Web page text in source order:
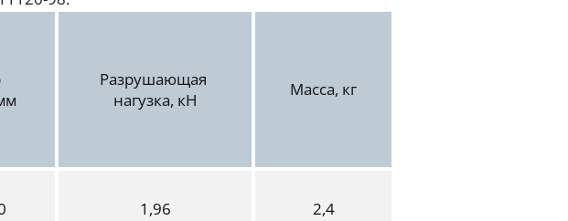
Разрушающая
нагузка, кН
Масса, кг
1,96 2,4